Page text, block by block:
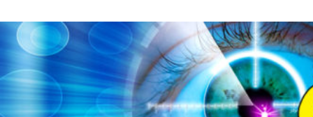
to
contentvinivida.lk